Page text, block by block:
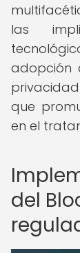
las
adopción
que
en el
del